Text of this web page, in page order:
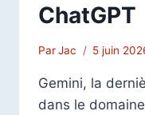
ChatGPT
ParJac 5 juin
Gemini, la
dans le